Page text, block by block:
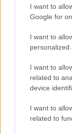
I want to
Google for
I want to
personalized
I want to
related to
device
I want to
related to
15·02·2025 15:42
Α.